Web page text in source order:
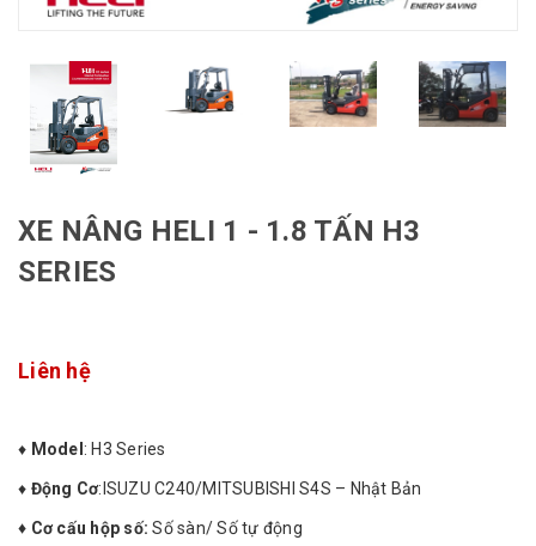
XE NÂNG HELI 1 - 1.8 TẤN H3
SERIES
Liên hệ
♦ Model : H3 Series
♦ Động Cơ:ISUZU C240/MITSUBISHI S4S – Nhật Bản
♦ Cơ cấu hộp số: Số sàn/ Số tự động